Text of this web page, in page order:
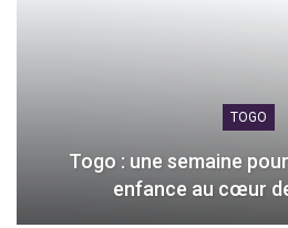
TOGO
Togo : une semaine
enfance au cœur